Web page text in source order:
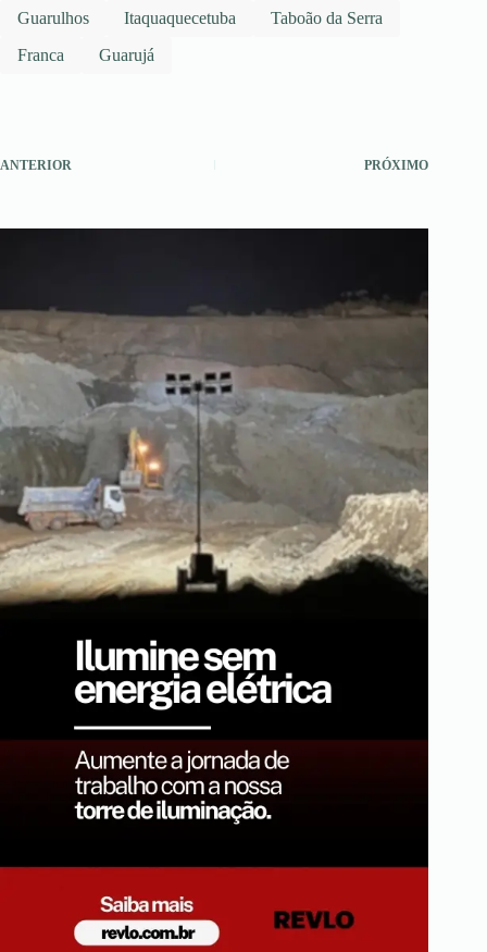
Guarulhos
Itaquaquecetuba
Taboão da Serra
Franca
Guarujá
ANTERIOR PRÓXIMO